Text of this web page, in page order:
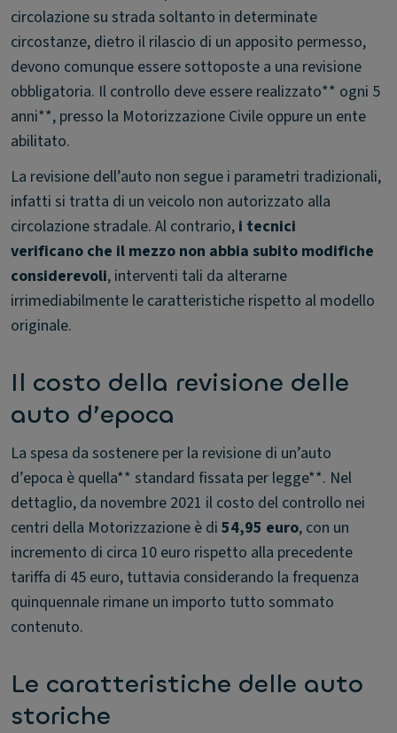
circolazione su strada soltanto in determinate
circostanze, dietro il rilascio di un apposito permesso,
devono comunque essere sottoposte a una revisione
obbligatoria. Il controllo deve essere realizzato** ogni 5
anni**, presso la Motorizzazione Civile oppure un ente
abilitato.
La revisione dell’auto non segue i parametri tradizionali,
infatti si tratta di un veicolo non autorizzato alla
circolazione stradale. Al contrario, i tecnici
verificano che il mezzo non abbia subito modifiche
considerevoli, interventi tali da alterarne
irrimediabilmente le caratteristiche rispetto al modello
originale.
Il costo della revisione delle
auto d’epoca
La spesa da sostenere per la revisione di un’auto
d’epoca è quella** standard fissata per legge**. Nel
dettaglio, da novembre 2021 il costo del controllo nei
centri della Motorizzazione è di 54,95 euro, con un
incremento di circa 10 euro rispetto alla precedente
tariffa di 45 euro, tuttavia considerando la frequenza
quinquennale rimane un importo tutto sommato
contenuto.
Le caratteristiche delle auto
storiche